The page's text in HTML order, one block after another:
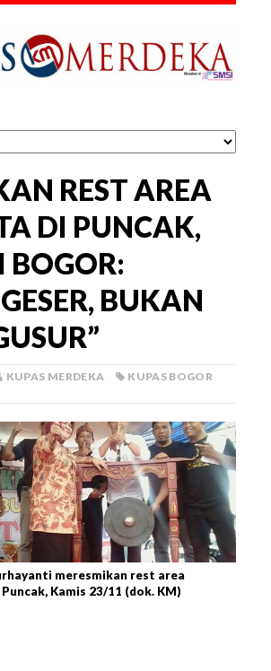
REST AREA
DI PUNCAK,
BOGOR:
BUKAN
KUPAS MERDEKA
KUPAS BOGOR
meresmikan rest area
Kamis 23/11 (dok. KM)